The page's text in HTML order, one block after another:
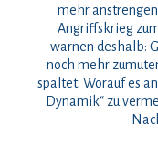
mehr
Angriffskrieg
warnen deshalb:
noch mehr
spaltet. Worauf es
Dynamik“ zu